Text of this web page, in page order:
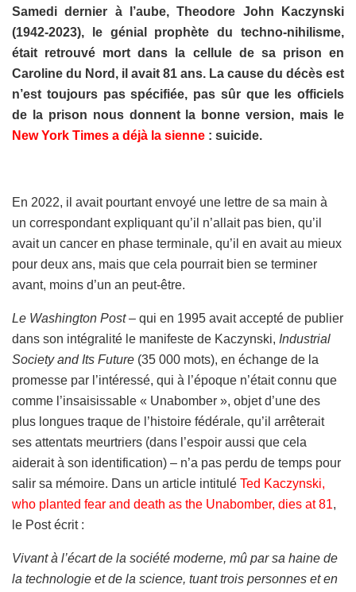
Samedi dernier à l’aube, Theodore John Kaczynski
(1942-2023), le génial prophète du techno-nihilisme,
était retrouvé mort dans la cellule de sa prison en
Caroline du Nord, il avait 81 ans. La cause du décès est
n’est toujours pas spécifiée, pas sûr que les officiels
de la prison nous donnent la bonne version, mais le
New York Times a déjà la sienne : suicide.
En 2022, il avait pourtant envoyé une lettre de sa main à
un correspondant expliquant qu’il n’allait pas bien, qu’il
avait un cancer en phase terminale, qu’il en avait au mieux
pour deux ans, mais que cela pourrait bien se terminer
avant, moins d’un an peut-être.
Le Washington Post– qui en 1995 avait accepté de publier
dans son intégralité le manifeste de Kaczynski, Industrial
Society and Its Future (35 000 mots), en échange de la
promesse par l’intéressé, qui à l’époque n’était connu que
comme l’insaisissable « Unabomber », objet d’une des
plus longues traque de l’histoire fédérale, qu’il arrêterait
ses attentats meurtriers (dans l’espoir aussi que cela
aiderait à son identification) – n’a pas perdu de temps pour
salir sa mémoire. Dans un article intitulé Ted Kaczynski,
who planted fear and death as the Unabomber, dies at 81,
le Post écrit :
Vivant à l’écart de la société moderne, mû par sa haine de
la technologie et de la science, tuant trois personnes et en